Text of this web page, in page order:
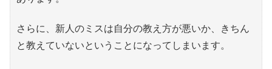
さらに、新人のミスは自分の教え方が悪いか、きちん
と教えていないということになってしまいます。